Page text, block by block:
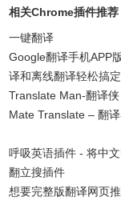
相关Chrome插件推荐
一键翻译
Google翻译手机APP
译和离线翻译轻松搞定
Translate Man-翻译侠
Mate Translate – 翻
呼吸英语插件 - 将中
翻立搜插件
想要完整版翻译网页